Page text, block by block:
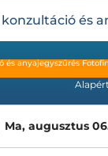
és anyajegyszűrés
Ma, augusztus